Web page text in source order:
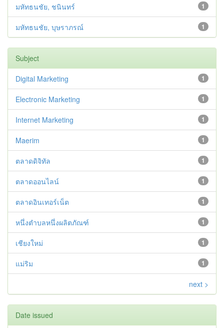
1
มหัทธนชัย, ชนินทร์
1
มหัทธนชัย, บุษราภรณ์
Subject
1
Digital Marketing
1
Electronic Marketing
1
Internet Marketing
1
Maerim
1
ตลาดดิจิทัล
1
ตลาดออนไลน์
1
ตลาดอินเทอร์เน็ต
1
หนึ่งตำบลหนึ่งผลิตภัณฑ์
1
เชียงใหม่
1
แม่ริม
next >
Date issued